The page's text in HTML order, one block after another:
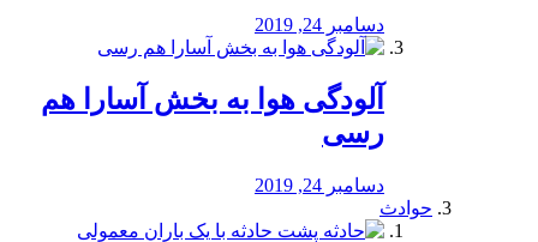
دسامبر 24, 2019
آلودگی هوا به بخش آسارا هم
رسی
دسامبر 24, 2019
حوادث